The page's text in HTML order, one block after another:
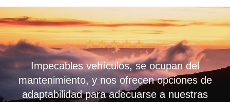
★★★★★
Impecables vehículos, se ocupan del
mantenimiento, y nos ofrecen opciones de
adaptabilidad para adecuarse a nuestras